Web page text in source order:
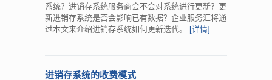
系统？进销存系统服务商会不会对系统进行更新？更
新进销存系统是否会影响已有数据？企业服务汇将通
过本文来介绍进销存系统如何更新迭代。 [详情]
进销存系统的收费模式